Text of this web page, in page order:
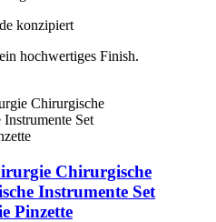
konzipiert
hochwertiges Finish.
Chirurgische
Instrumente Set
Pinzette